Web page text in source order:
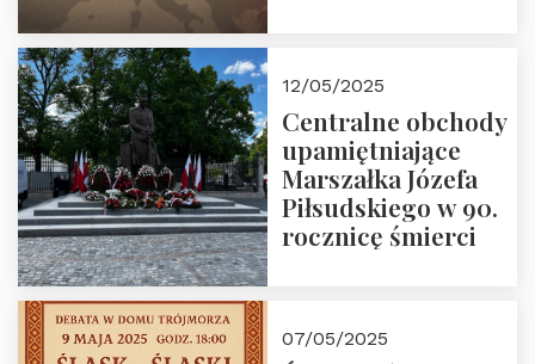
12/05/2025
Centralne obchody
upamiętniające
Marszałka Józefa
Piłsudskiego w 90.
rocznicę śmierci
07/05/2025